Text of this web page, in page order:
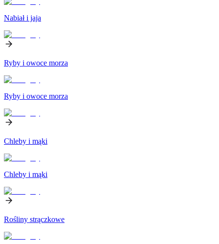
Nabiał i jaja
Ryby i owoce morza
Ryby i owoce morza
Chleby i mąki
Chleby i mąki
Rośliny strączkowe